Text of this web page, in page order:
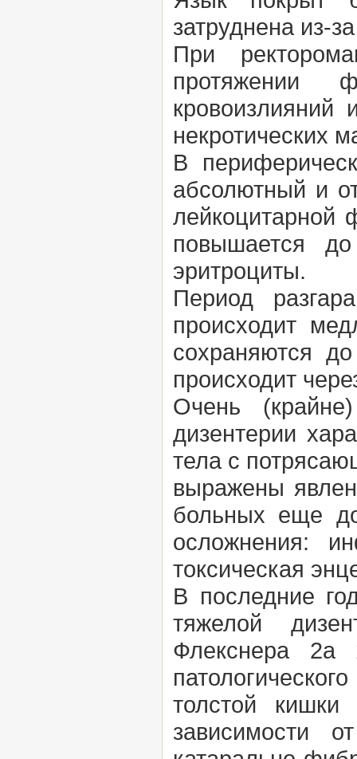
затруднена из-
При
протяжении
некротических
В
абсолютный и
лейкоцитарной
повышается
эритроциты.
Период
происходит
сохраняются
происходит
Очень
дизентерии
тела с
выражены
больных еще до
осложнения:
токсическая
В последние
тяжелой
Флекснера 2а
толстой
зависимости